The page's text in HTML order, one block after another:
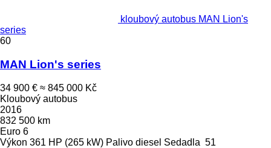
kloubový autobus MAN Lion's
series
60
MAN Lion's series
34 900 € ≈ 845 000 Kč
Kloubový autobus
2016
832 500 km
Euro 6
Výkon 361 HP (265 kW) Palivo diesel Sedadla 51